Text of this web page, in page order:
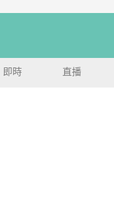
即時 直播